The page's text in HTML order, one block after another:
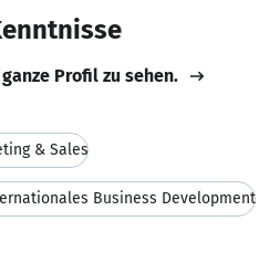
Profil zu sehen.
& Sales
Business Development